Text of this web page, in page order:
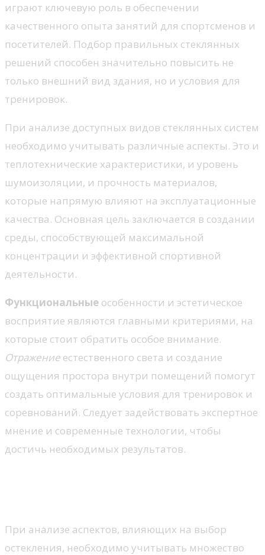
играют ключевую роль в обеспечении
качественного опыта занятий для спортсменов и
посетителей. Подбор правильных стеклянных
решений способен значительно повысить не
только внешний вид здания, но и условия для
тренировок.
При анализе доступных видов стеклянных систем
необходимо учитывать различные аспекты. Это и
теплотехнические характеристики, и уровень
шумоизоляции, и прочность материалов,
которые напрямую влияют на эксплуатационные
качества. Основная цель заключается в создании
среды, способствующей максимальной
концентрации и эффективной спортивной
деятельности.
Функциональные особенности и эстетическое
восприятие являются главными критериями, на
которые стоит обратить особое внимание.
Отражение естественного света и создание
ощущения простора внутри помещений помогут
создать оптимальные условия для тренировок и
соревнований. Следует задействовать экспертное
мнение и современные технологии, чтобы
достичь необходимых результатов.
При анализе аспектов, влияющих на выбор
остекления, необходимо учитывать множество